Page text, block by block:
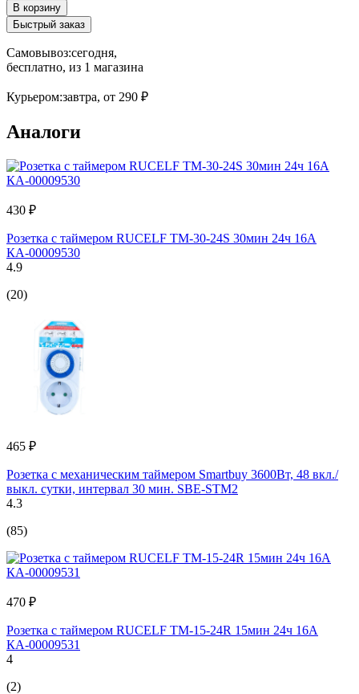
В корзину
Быстрый заказ
Самовывоз:сегодня,
бесплатно, из 1 магазина
Курьером:завтра, от 290 ₽
Аналоги
430 ₽
Розетка с таймером RUCELF TM-30-24S 30мин 24ч 16А
КА-00009530
4.9
(20)
465 ₽
Розетка с механическим таймером Smartbuy 3600Вт, 48 вкл./
выкл. сутки, интервал 30 мин. SBE-STM2
4.3
(85)
470 ₽
Розетка с таймером RUCELF TM-15-24R 15мин 24ч 16А
КА-00009531
4
(2)